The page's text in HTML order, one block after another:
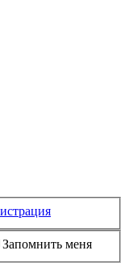
Запомнить меня